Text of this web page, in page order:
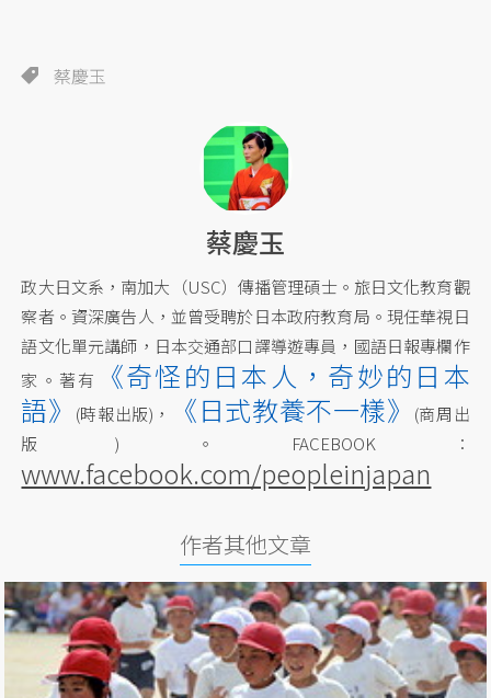
蔡慶玉
蔡慶玉
政大日文系，南加大（USC）傳播管理碩士。旅日文化教育觀
察者。資深廣告人，並曾受聘於日本政府教育局。現任華視日
語文化單元講師，日本交通部口譯導遊專員，國語日報專欄作
家。著有
《奇怪的日本人，奇妙的日本
語》
(時報出版)， 《日式教養不一樣》
(商周出
版)。FACEBOOK：
www.facebook.com/peopleinjapan
作者其他文章